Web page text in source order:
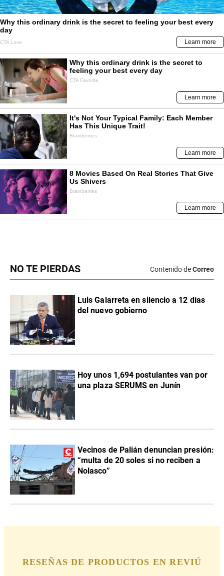
NO TE PIERDAS Contenido deCorreo
Luis Galarreta en silencio a 12 días
del nuevo gobierno
Hoy unos 1,694 postulantes van por
una plaza SERUMS en Junín
Vecinos de Palián denuncian presión:
“multa de 20 soles si no reciben a
Nolasco”